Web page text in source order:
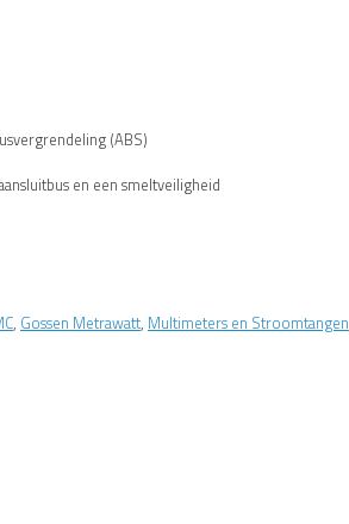
(ABS)
en een smeltveiligheid
, Gossen Metrawatt, Multimeters en Stroomtangen